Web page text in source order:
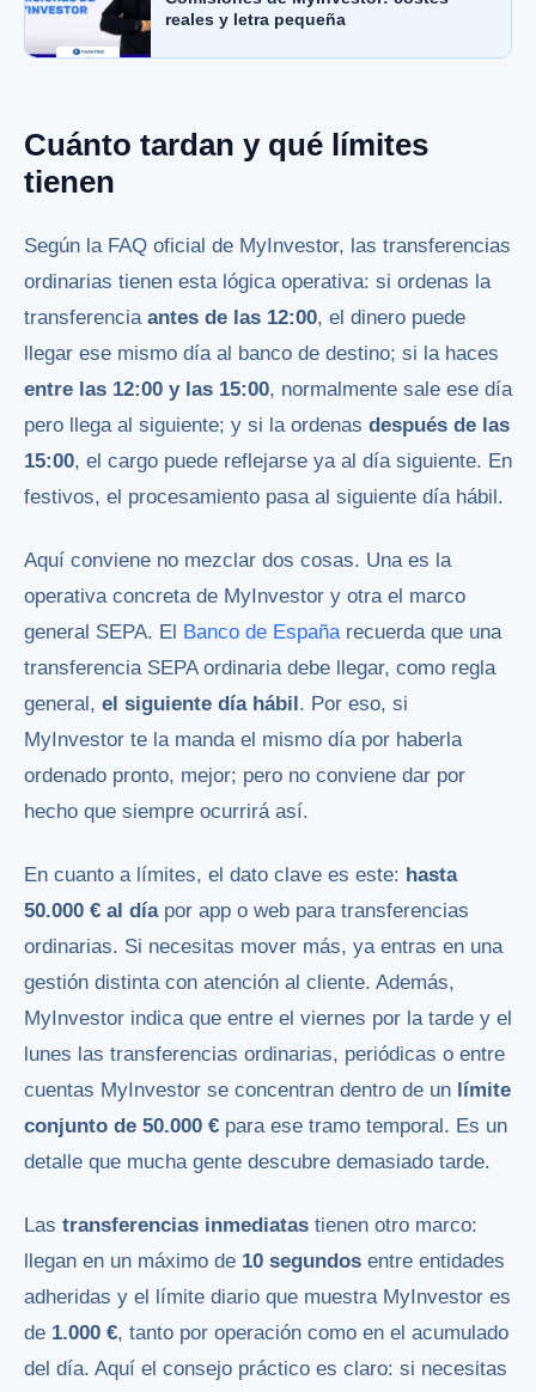
reales y letra pequeña
Cuánto tardan y qué límites
tienen
Según la FAQ oficial de MyInvestor, las transferencias
ordinarias tienen esta lógica operativa: si ordenas la
transferencia antes de las 12:00, el dinero puede
llegar ese mismo día al banco de destino; si la haces
entre las 12:00 y las 15:00, normalmente sale ese día
pero llega al siguiente; y si la ordenas después de las
15:00, el cargo puede reflejarse ya al día siguiente. En
festivos, el procesamiento pasa al siguiente día hábil.
Aquí conviene no mezclar dos cosas. Una es la
operativa concreta de MyInvestor y otra el marco
general SEPA. El
Banco de Españarecuerda que una
transferencia SEPA ordinaria debe llegar, como regla
general, el siguiente día hábil . Por eso, si
MyInvestor te la manda el mismo día por haberla
ordenado pronto, mejor; pero no conviene dar por
hecho que siempre ocurrirá así.
En cuanto a límites, el dato clave es este: hasta
50.000 € al díapor app o web para transferencias
ordinarias. Si necesitas mover más, ya entras en una
gestión distinta con atención al cliente. Además,
MyInvestor indica que entre el viernes por la tarde y el
lunes las transferencias ordinarias, periódicas o entre
cuentas MyInvestor se concentran dentro de un límite
conjunto de 50.000 € para ese tramo temporal. Es un
detalle que mucha gente descubre demasiado tarde.
Las transferencias inmediatas tienen otro marco:
llegan en un máximo de 10 segundos entre entidades
adheridas y el límite diario que muestra MyInvestor es
de 1.000 €, tanto por operación como en el acumulado
del día. Aquí el consejo práctico es claro: si necesitas